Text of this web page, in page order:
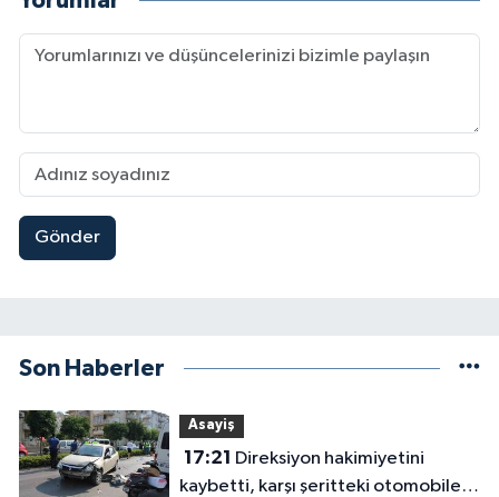
Gönder
Son Haberler
Asayiş
17:21
kaybetti, karşı şeritteki otomobile